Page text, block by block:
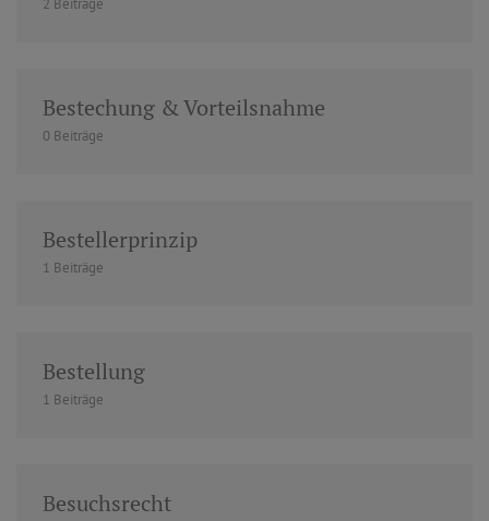
2 Beiträge
Bestechung & Vorteilsnahme
0 Beiträge
Bestellerprinzip
1 Beiträge
Bestellung
1 Beiträge
Besuchsrecht